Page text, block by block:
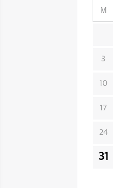
M
3
10
17
24
31